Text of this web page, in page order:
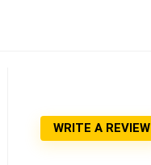
WRITE A REVIEW